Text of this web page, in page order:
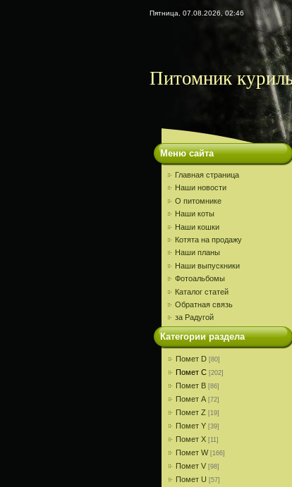
Пятница, 07.08.2026, 02:46
Питомник
Меню сайта
Главная страница
Наши новости
О питомнике
Наши коты
Наши кошки
Котята на продажу
Наши планы
Наши выпускники
Фотоальбомы
Каталог статей
Обратная связь
за Радугой
Категории раздела
Помет D [80]
Помет С [202]
Помет В [86]
Помет A [72]
Помет Z [19]
Помет Y [39]
Помет X [11]
Помет W [166]
Помет V [98]
Помет U [57]